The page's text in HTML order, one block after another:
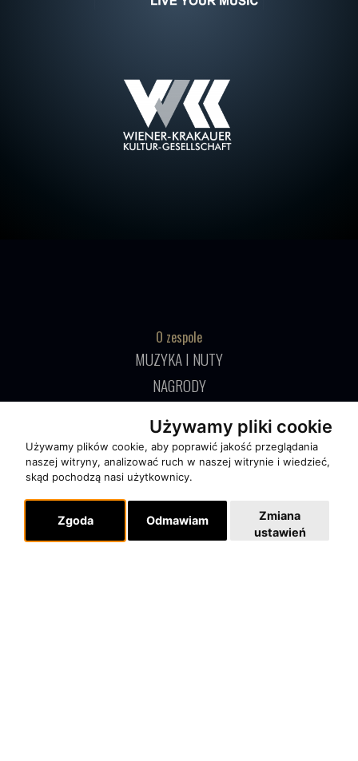
Używamy pliki cookie
Używamy plików cookie, aby poprawić jakość przeglądania
naszej witryny, analizować ruch w naszej witrynie i wiedzieć,
skąd pochodzą nasi użytkownicy.
Zgoda Odmawiam
Zmiana
ustawień
O zespole
MUZYKA I NUTY
NAGRODY
Pomoc
KONTAKT
POLITYKA PRYWATNOŚCI